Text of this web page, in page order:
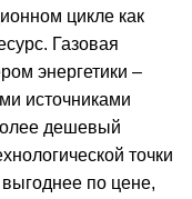
цикле как
Газовая
энергетики –
источниками
дешевый
точки
по цене,